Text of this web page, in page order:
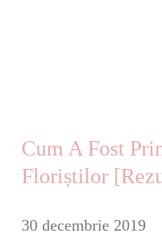
Cum A Fost
Floriștilor
30 decembrie 2019